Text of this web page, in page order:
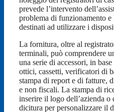
prevede l’intervento
problema di funzionamento
destinati ad utilizzare i
La fornitura, oltre al
terminali, può comprendere
una serie di accessori, in
ottici, cassetti, verificatori di
stampa di report e di fatture,
e non fiscali. La stampa di
inserire il logo dell’azienda o
dicitura per personalizzare il